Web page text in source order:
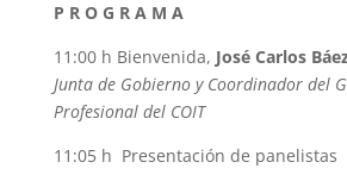
P R O G R A M A
11:00 h Bienvenida, José Carlos
Junta de Gobierno y Coordinador del
Profesional del COIT
11:05 h Presentación de panelistas